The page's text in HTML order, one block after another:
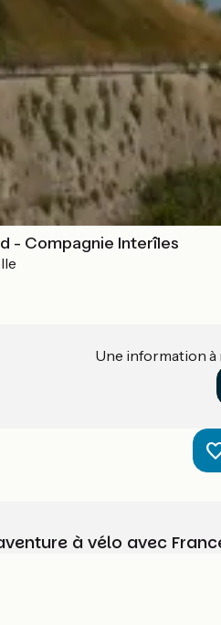
- Compagnie Interîles
Une information
à vélo avec